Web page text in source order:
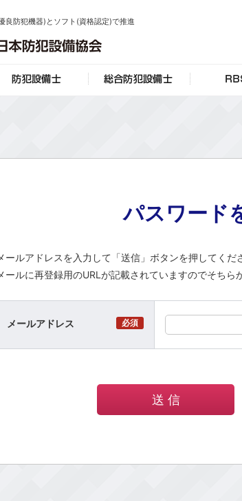
公益社団法人
良防犯機器)とソフト(資格認定)で推進
防犯設備協会 防犯設備士 総合防犯設
パスワード
ールアドレスを入力して「送信」ボタンを押してくだ
ールに再登録用のURLが記載されていますのでそちら
メールアドレス 必須
送 信